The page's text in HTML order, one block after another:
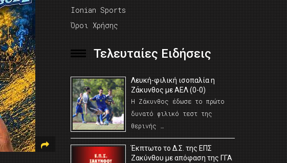
Ionian Sports
Όροι Χρήσης
Τελευταίες Ειδήσεις
Λευκή-φιλική ισοπαλία η
Ζάκυνθος με ΑΕΛ (0-0)
Η Ζάκυνθος έδωσε το πρώτο
δυνατό φιλικό τεστ της
θερινής …
Έκπτωτο το Δ.Σ. της ΕΠΣ
Ζακύνθου με απόφαση της ΓΓΑ